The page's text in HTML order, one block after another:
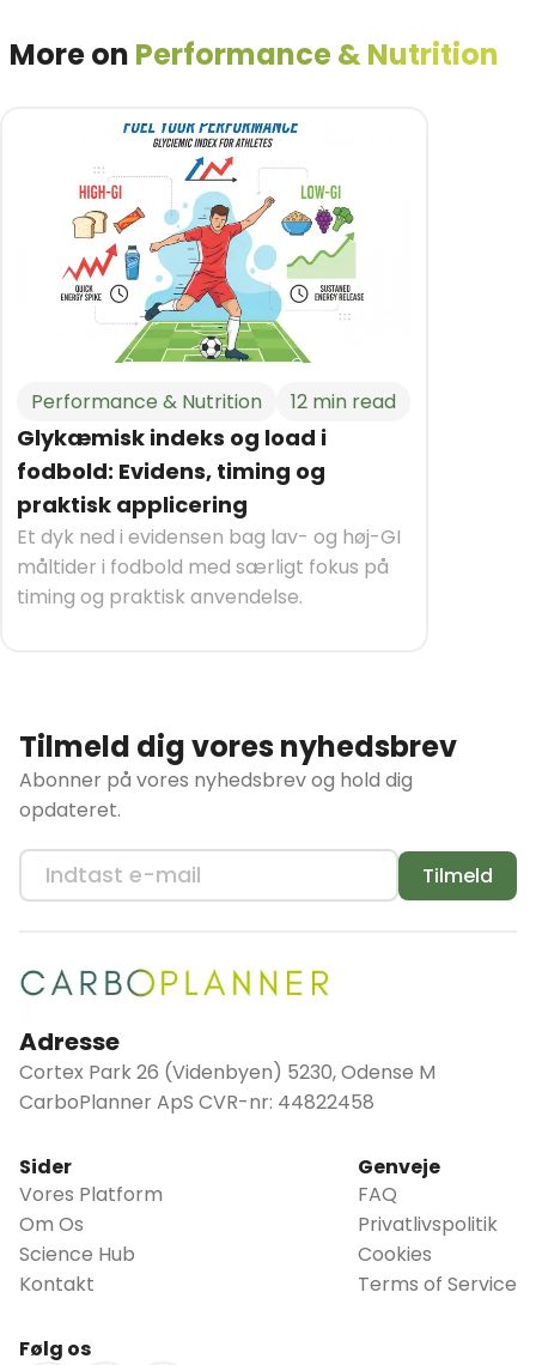
More on Performance & Nutrition
Performance & Nutrition 12 min read
Glykæmisk indeks og load i
fodbold: Evidens, timing og
praktisk applicering
Et dyk ned i evidensen bag lav- og høj-GI
måltider i fodbold med særligt fokus på
timing og praktisk anvendelse.
Tilmeld dig vores nyhedsbrev
Abonner på vores nyhedsbrev og hold dig
opdateret.
Tilmeld
Adresse
Cortex Park 26 (Videnbyen) 5230, Odense M
CarboPlanner ApS CVR-nr: 44822458
Sider
Vores Platform
Om Os
Science Hub
Kontakt
Genveje
FAQ
Privatlivspolitik
Cookies
Terms of Service
Følg os